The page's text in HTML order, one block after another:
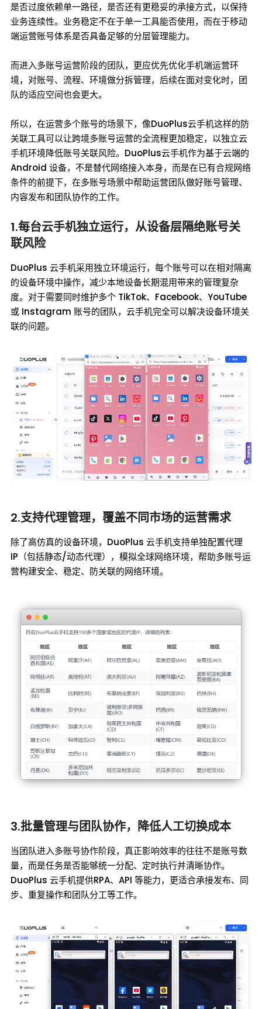
是否过度依赖单一路径，是否还有更稳妥的承接方式，以保持
业务连续性。业务稳定不在于单一工具能否使用，而在于移动
端运营账号体系是否具备足够的分层管理能力。
而进入多账号运营阶段的团队，更应优先优化手机端运营环
境，对账号、流程、环境做分拆管理，后续在面对变化时，团
队的适应空间也会更大。
所以，在运营多个账号的场景下，像DuoPlus云手机这样的防
关联工具可以让跨境多账号运营的全流程更加稳定，以独立云
手机环境降低账号关联风险。DuoPlus云手机作为基于云端的
Android 设备，不是替代网络接入本身，而是在已有合规网络
条件的前提下，在多账号场景中帮助运营团队做好账号管理、
内容发布和团队协作的工作。
1.每台云手机独立运行，从设备层隔绝账号关
联风险
DuoPlus 云手机采用独立环境运行，每个账号可以在相对隔离
的设备环境中操作，减少本地设备长期混用带来的管理复杂
度。对于需要同时维护多个 TikTok、Facebook、YouTube
或 Instagram 账号的团队，云手机完全可以解决设备环境关
联的问题。
2.支持代理管理，覆盖不同市场的运营需求
除了高仿真的设备环境，DuoPlus 云手机支持单独配置代理
IP（包括静态/动态代理），模拟全球网络环境，帮助多账号运
营构建安全、稳定、防关联的网络环境。
3.批量管理与团队协作，降低人工切换成本
当团队进入多账号协作阶段，真正影响效率的往往不是账号数
量，而是任务是否能够统一分配、定时执行并清晰协作。
DuoPlus 云手机提供RPA、API 等能力，更适合承接发布、同
步、重复操作和团队分工等工作。